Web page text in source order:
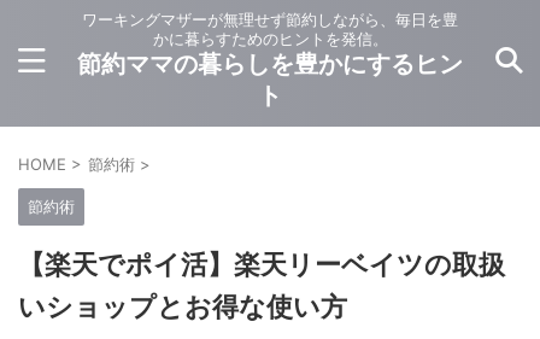
ワーキングマザーが無理せず節約しながら、毎日を豊
かに暮らすためのヒントを発信。
節約ママの暮らしを豊かにするヒン
ト
HOME > 節約術 >
節約術
【楽天でポイ活】楽天リーベイツの取扱
いショップとお得な使い方